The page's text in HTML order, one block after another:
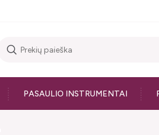
PASAULIO INSTRUMENTAI